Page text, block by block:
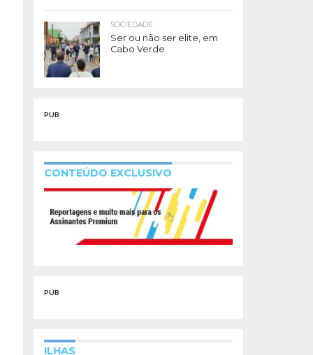
SOCIEDADE
Ser ou não ser elite, em
Cabo Verde
PUB
CONTEÚDO EXCLUSIVO
PUB
ILHAS